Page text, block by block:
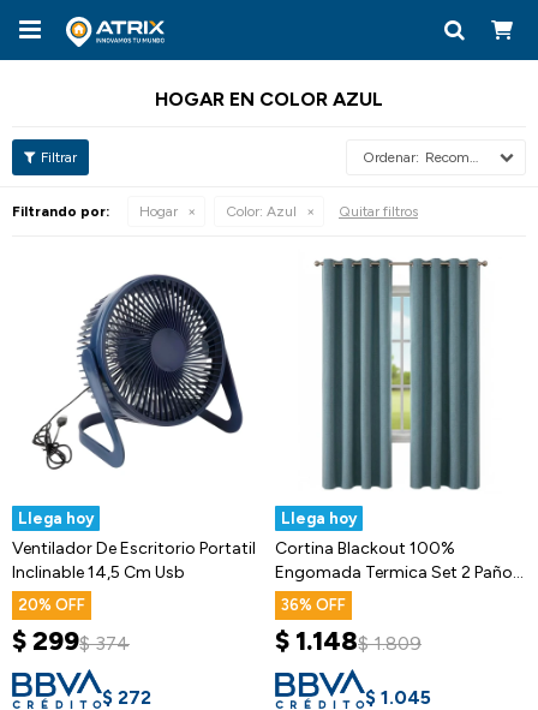

HOGAR EN COLOR AZUL
Recomendados
Filtrando por: Hogar Color: Azul Quitar filtros
Llega hoy
Ventilador De Escritorio Portatil
Inclinable 14,5 Cm Usb
20
$299$ 374
$ 272
Llega hoy
Cortina Blackout 100%
Engomada Termica Set 2 Paños
Tipo Lino
36
$ 1.148$ 1.809
$ 1.045